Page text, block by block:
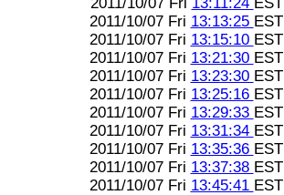
2011/10/07 Fri 13:13:25 EST
2011/10/07 Fri 13:15:10 EST
2011/10/07 Fri 13:21:30 EST
2011/10/07 Fri 13:23:30 EST
2011/10/07 Fri 13:25:16 EST
2011/10/07 Fri 13:29:33 EST
2011/10/07 Fri 13:31:34 EST
2011/10/07 Fri 13:35:36 EST
2011/10/07 Fri 13:37:38 EST
2011/10/07 Fri 13:45:41 EST